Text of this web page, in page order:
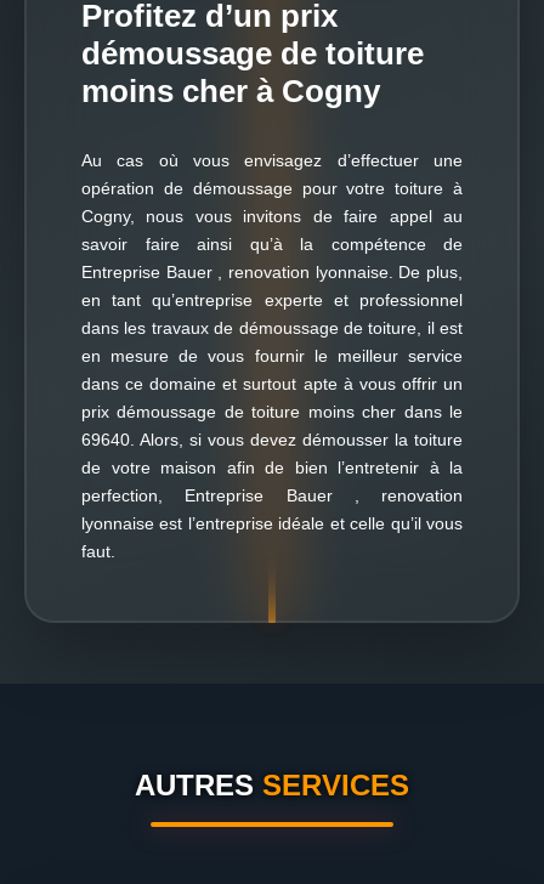
Profitez d’un prix
démoussage de toiture
moins cher à Cogny
Au cas où vous envisagez d’effectuer une
opération de démoussage pour votre toiture à
Cogny, nous vous invitons de faire appel au
savoir faire ainsi qu’à la compétence de
Entreprise Bauer , renovation lyonnaise. De plus,
en tant qu’entreprise experte et professionnel
dans les travaux de démoussage de toiture, il est
en mesure de vous fournir le meilleur service
dans ce domaine et surtout apte à vous offrir un
prix démoussage de toiture moins cher dans le
69640. Alors, si vous devez démousser la toiture
de votre maison afin de bien l’entretenir à la
perfection, Entreprise Bauer , renovation
lyonnaise est l’entreprise idéale et celle qu’il vous
faut.
AUTRES SERVICES